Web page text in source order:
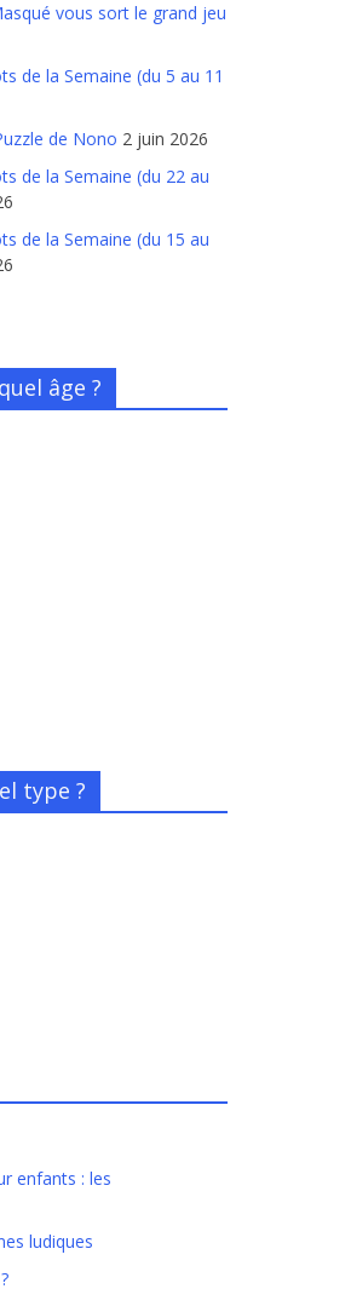
vous sort le grand jeu
de la Semaine (du 5 au 11
de Nono 2 juin 2026
de la Semaine (du 22 au
de la Semaine (du 15 au
âge ?
type ?
enfants : les
ludiques